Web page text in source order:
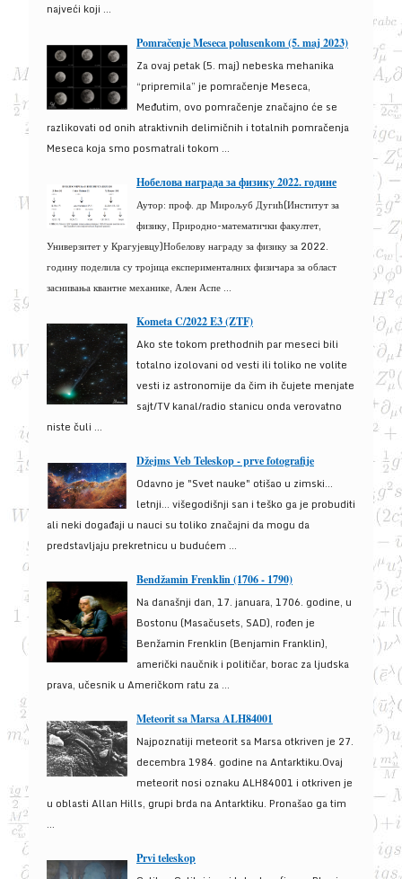
najveći koji ...
Pomračenje Meseca polusenkom (5. maj 2023)
Za ovaj petak (5. maj) nebeska mehanika
“pripremila” je pomračenje Meseca,
Međutim, ovo pomračenje značajno će se
razlikovati od onih atraktivnih delimičnih i totalnih pomračenja
Meseca koja smo posmatrali tokom ...
Нобелова награда за физику 2022. године
Аутор: проф. др Мирољуб Дугић(Институт за
физику, Природно-математички факултет,
Универзитет у Крагујевцу)Нобелову награду за физику за 2022.
годину поделила су тројица експерименталних физичара за област
заснивања квантне механике, Ален Аспе ...
Kometa C/2022 E3 (ZTF)
Ako ste tokom prethodnih par meseci bili
totalno izolovani od vesti ili toliko ne volite
vesti iz astronomije da čim ih čujete menjate
sajt/TV kanal/radio stanicu onda verovatno
niste čuli ...
Džejms Veb Teleskop - prve fotografije
Odavno je "Svet nauke" otišao u zimski...
letnji... višegodišnji san i teško ga je probuditi
ali neki događaji u nauci su toliko značajni da mogu da
predstavljaju prekretnicu u budućem ...
Bendžamin Frenklin (1706 - 1790)
Na današnji dan, 17. januara, 1706. godine, u
Bostonu (Masačusets, SAD), rođen je
Benžamin Frenklin (Benjamin Franklin),
američki naučnik i političar, borac za ljudska
prava, učesnik u Američkom ratu za ...
Meteorit sa Marsa ALH84001
Najpoznatiji meteorit sa Marsa otkriven je 27.
decembra 1984. godine na Antarktiku.Ovaj
meteorit nosi oznaku ALH84001 i otkriven je
u oblasti Allan Hills, grupi brda na Antarktiku. Pronašao ga tim
...
Prvi teleskop